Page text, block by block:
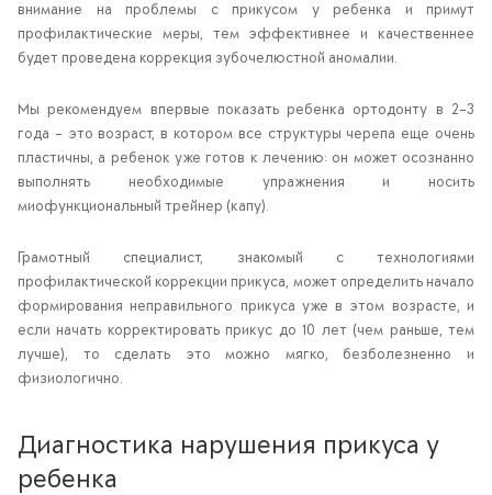
внимание на проблемы с прикусом у ребенка и примут
профилактические меры, тем эффективнее и качественнее
будет проведена коррекция зубочелюстной аномалии.
Мы рекомендуем впервые показать ребенка ортодонту в 2-3
года – это возраст, в котором все структуры черепа еще очень
пластичны, а ребенок уже готов к лечению: он может осознанно
выполнять необходимые упражнения и носить
миофункциональный трейнер (капу).
Грамотный специалист, знакомый с технологиями
профилактической коррекции прикуса, может определить начало
формирования неправильного прикуса уже в этом возрасте, и
если начать корректировать прикус до 10 лет (чем раньше, тем
лучше), то сделать это можно мягко, безболезненно и
физиологично.
Диагностика нарушения прикуса у
ребенка